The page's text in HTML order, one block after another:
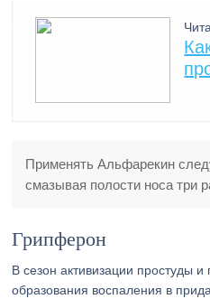
Применять Альфарекин
смазывая полости носа три
Грипферон
В сезон активизации простуды
образования воспаления в